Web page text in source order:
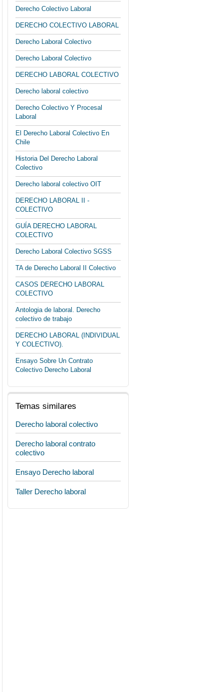
Derecho Colectivo Laboral
DERECHO COLECTIVO LABORAL
Derecho Laboral Colectivo
Derecho Laboral Colectivo
DERECHO LABORAL COLECTIVO
Derecho laboral colectivo
Derecho Colectivo Y Procesal
Laboral
El Derecho Laboral Colectivo En
Chile
Historia Del Derecho Laboral
Colectivo
Derecho laboral colectivo OIT
DERECHO LABORAL II -
COLECTIVO
GUÍA DERECHO LABORAL
COLECTIVO
Derecho Laboral Colectivo SGSS
TA de Derecho Laboral II Colectivo
CASOS DERECHO LABORAL
COLECTIVO
Antologia de laboral. Derecho
colectivo de trabajo
DERECHO LABORAL (INDIVIDUAL
Y COLECTIVO).
Ensayo Sobre Un Contrato
Colectivo Derecho Laboral
Temas similares
Derecho laboral colectivo
Derecho laboral contrato
colectivo
Ensayo Derecho laboral
Taller Derecho laboral